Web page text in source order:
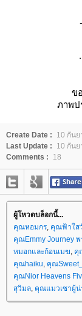
ข
ภาพป
Create Date :
10 กันย
Last Update :
10 กันย
Comments :
18
ผู้โหวตบล็อกนี้...
คุณหอมกร, คุณฟ้าใส
คุณEmmy Journey พ
หมอกและก้อนเมฆ, คุ
คุณhaiku, คุณ
คุณNior Heavens
สุวิมล, คุณแมวเซาผู้น่